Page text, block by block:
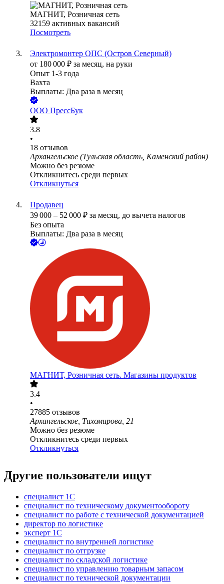
МАГНИТ, Розничная сеть
32159 активных вакансий
Посмотреть
Электромонтер ОПС (Остров Северный)
от 180 000 ₽ за месяц, на руки
Опыт 1-3 года
Вахта
Выплаты: Два раза в месяц
ООО ПрессБук
3.8
•
18 отзывов
Архангельское (Тульская область, Каменский район)
Можно без резюме
Откликнитесь среди первых
Откликнуться
Продавец
39 000 – 52 000 ₽ за месяц, до вычета налогов
Без опыта
Выплаты: Два раза в месяц
МАГНИТ, Розничная сеть. Магазины продуктов
3.4
•
27885 отзывов
Архангельское, Тихомирова, 21
Можно без резюме
Откликнитесь среди первых
Откликнуться
Другие пользователи ищут
специалист 1С
специалист по техническому документообороту
специалист по работе с технической документацией
директор по логистике
эксперт 1С
специалист по внутренней логистике
специалист по отгрузке
специалист по складской логистике
специалист по управлению товарным запасом
специалист по технической документации